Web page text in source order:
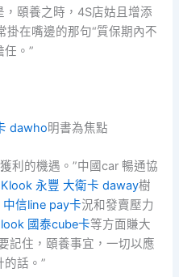
，頤養之時，4S店姑且增添
掛在嘴邊的那句“質保期內不
。”
dawho明書為焦點
利的機遇。”中國car 暢通協
Klook 永豐 大衛卡 daway樹
信line pay卡況和發賣壓力
國泰cube卡等方面賺大
記住，頤養事宜，一切以應
話。”